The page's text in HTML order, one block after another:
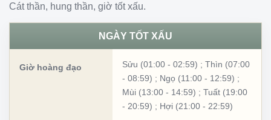
Cát thần, hung thần, giờ tốt xấu.
NGÀY TỐT XẤU
Giờ hoàng đạo Sửu (01:00 - 02:59) ; Thìn (07:00
- 08:59) ; Ngọ (11:00 - 12:59) ;
Mùi (13:00 - 14:59) ; Tuất (19:00
- 20:59) ; Hợi (21:00 - 22:59)